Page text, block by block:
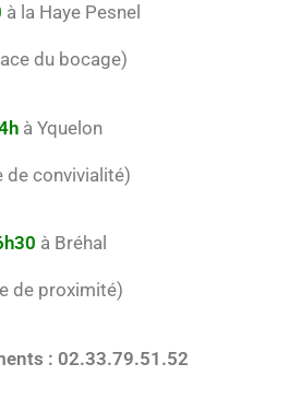
à la Haye Pesnel
du bocage)
à Yquelon
de convivialité)
à Bréhal
de proximité)
: 02.33.79.51.52